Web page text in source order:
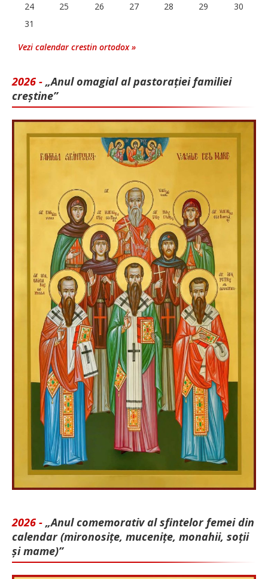
24
25 26 27 28 29
30
31
Vezi calendar crestin ortodox »
2026 - „Anul omagial al pastorației familiei
creștine”
2026 - „Anul comemorativ al sfintelor femei din
calendar (mironosițe, mu­cenițe, monahii, soții
și mame)”